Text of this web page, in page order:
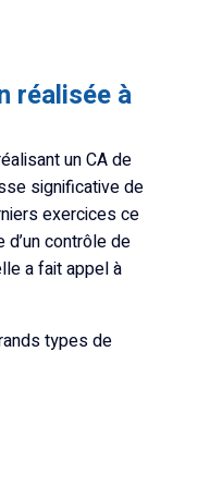
réalisée à
un CA de
significative de
exercices ce
contrôle de
a fait appel à
types de